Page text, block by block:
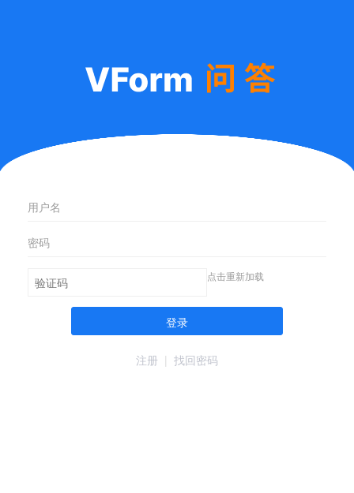
点击重新加载
登录
注册 | 找回密码